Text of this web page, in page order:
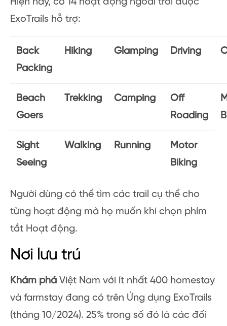
ExoTrails hỗ trợ:
Back
Packing
Hiking Glamping Driving
Beach
Goers
Trekking Camping
Off
Roading
Sight
Seeing
Walking Running
Motor
Biking
Người dùng có thể tìm các trail cụ thể cho
từng hoạt động mà họ muốn khi chọn phím
tắt Hoạt động.
Nơi lưu trú
Khám phá Việt Nam với ít nhất 400 homestay
và farmstay đang có trên Ứng dụng ExoTrails
(tháng 10/2024). 25% trong số đó là các đối